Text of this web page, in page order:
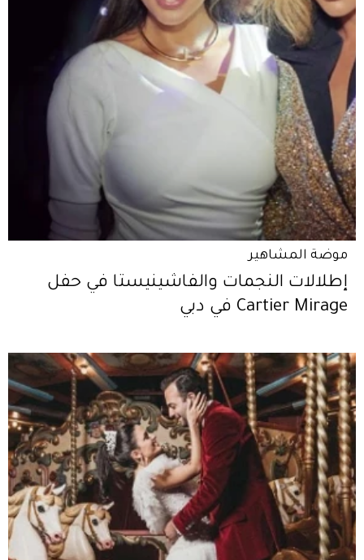
موضة المشاهير
إطلالات النجمات والفاشينيستا في حفل
Cartier Mirage في دبي